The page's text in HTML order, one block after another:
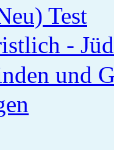
Test
-
und